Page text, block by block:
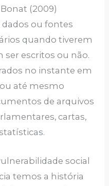
(2009)
ou fontes
quando tiverem
escritos ou não.
no instante em
até mesmo
de arquivos
cartas,
social
temos a história